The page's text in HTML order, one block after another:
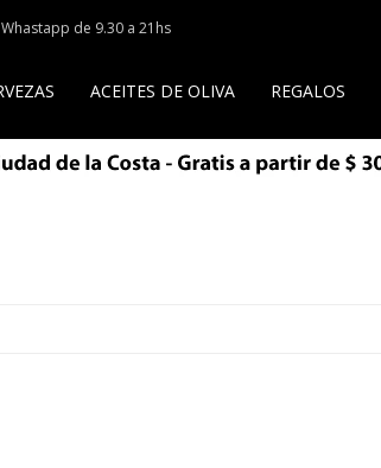
ACEITES DE OLIVA REGALOS
de 9.30 a 21hs